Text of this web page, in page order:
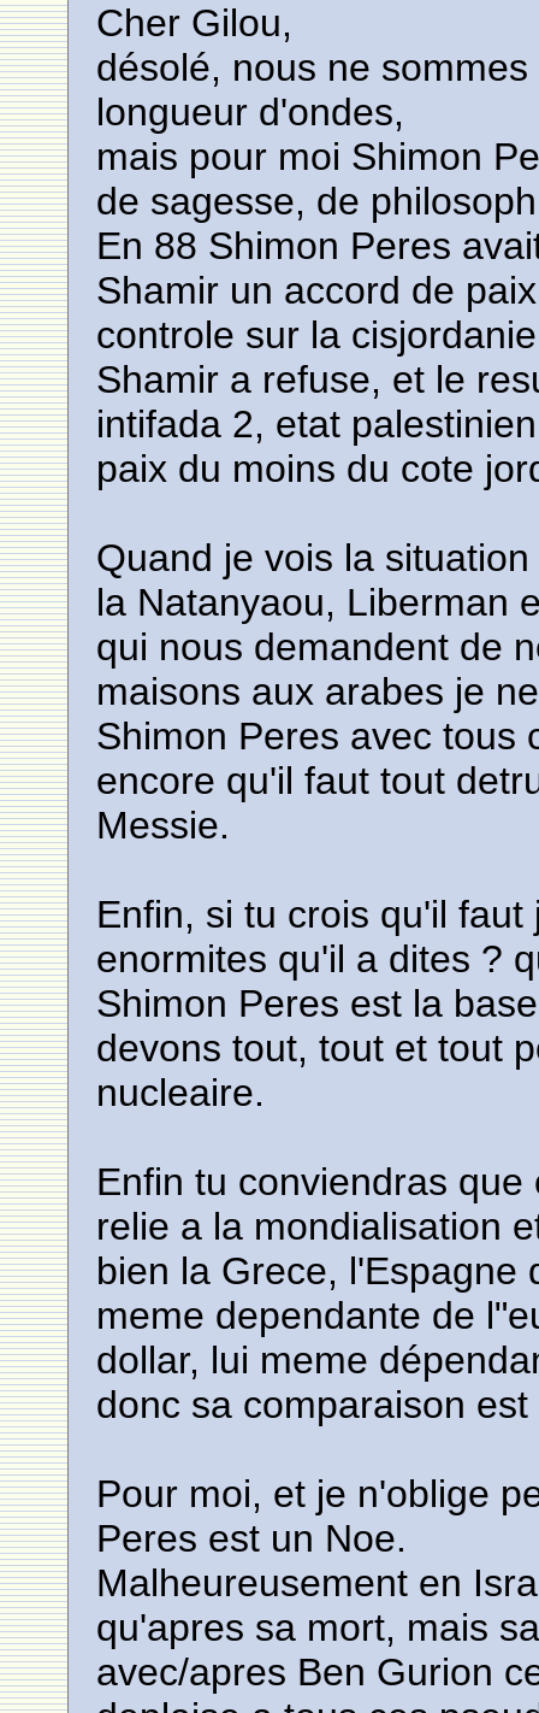
Cher Gilou,
désolé, nous ne
longueur d'ondes,
mais pour moi Shimon
de sagesse, de
En 88 Shimon Peres
Shamir un accord de
controle sur la
Shamir a refuse, et le
intifada 2, etat
paix du moins du cote
Quand je vois la
la Natanyaou, Liberman
qui nous demandent de
maisons aux arabes je
Shimon Peres avec tous
encore qu'il faut tout
Messie.
Enfin, si tu crois qu'il
enormites qu'il a dites ?
Shimon Peres est la
devons tout, tout et tout
nucleaire.
Enfin tu conviendras
relie a la mondialisation
bien la Grece, l'Espagne
meme dependante de
dollar, lui meme
donc sa comparaison est
Pour moi, et je n'oblige
Peres est un Noe.
Malheureusement en
qu'apres sa mort, mais
avec/apres Ben Gurion